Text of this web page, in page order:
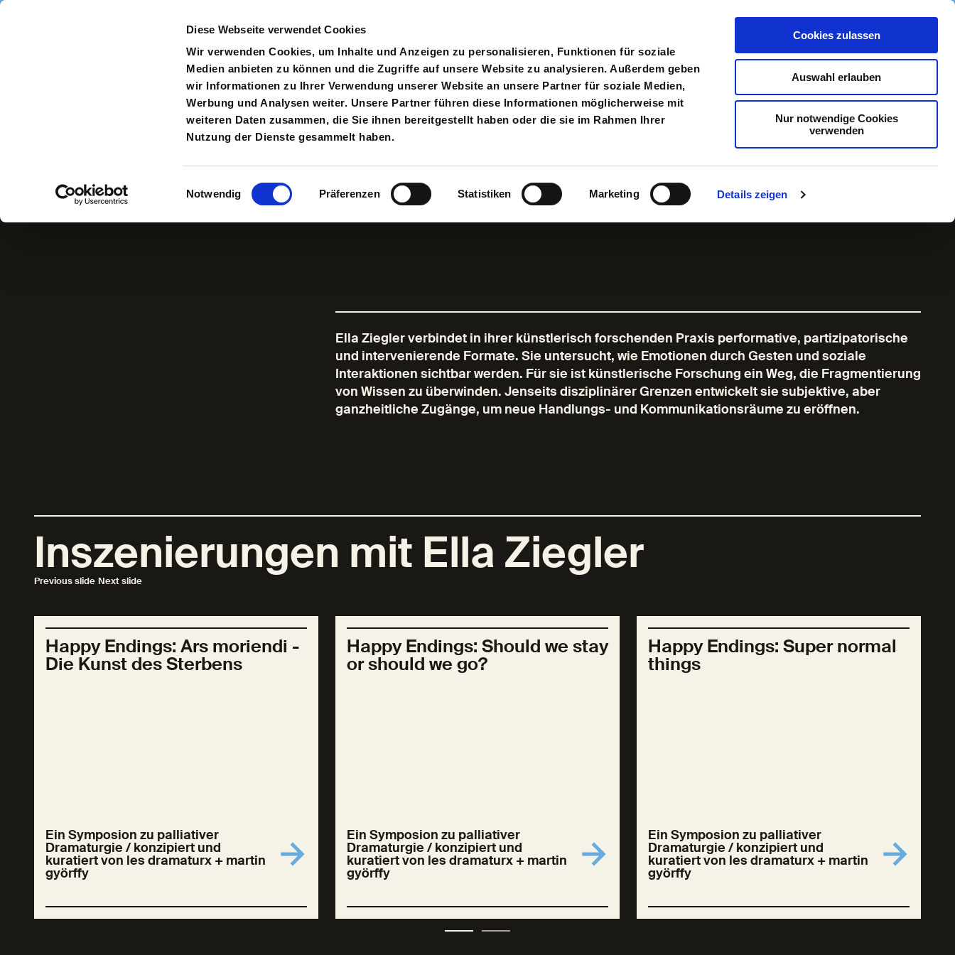
Diese Webseite verwendet Cookies
Wir verwenden Cookies, um Inhalte und Anzeigen zu personalisieren, Funktionen für soziale
Medien anbieten zu können und die Zugriffe auf unsere Website zu analysieren. Außerdem geben
wir Informationen zu Ihrer Verwendung unserer Website an unsere Partner für soziale Medien,
Werbung und Analysen weiter. Unsere Partner führen diese Informationen möglicherweise mit
weiteren Daten zusammen, die Sie ihnen bereitgestellt haben oder die sie im Rahmen Ihrer
Nutzung der Dienste gesammelt haben.
Einwilligungsauswahl
Notwendig Präferenzen Statistiken Marketing Details zeigen
Cookies zulassen
Auswahl erlauben
Nur notwendige Cookies
verwenden
Direkt zum Inhalt
Spielplan Toggle search input Suche Anmelden Anmeldung
Ella Ziegler
Ella Ziegler verbindet in ihrer künstlerisch forschenden Praxis performative, partizipatorische
und intervenierende Formate. Sie untersucht, wie Emotionen durch Gesten und soziale
Interaktionen sichtbar werden. Für sie ist künstlerische Forschung ein Weg, die Fragmentierung
von Wissen zu überwinden. Jenseits disziplinärer Grenzen entwickelt sie subjektive, aber
ganzheitliche Zugänge, um neue Handlungs- und Kommunikationsräume zu eröffnen.
Inszenierungen mit Ella Ziegler
Previous slide Next slide
Happy Endings: Ars moriendi -
Die Kunst des Sterbens
Ein Symposion zu palliativer
Dramaturgie / konzipiert und
kuratiert von les dramaturx + martin
györffy
Happy Endings: Should we stay
or should we go?
Ein Symposion zu palliativer
Dramaturgie / konzipiert und
kuratiert von les dramaturx + martin
györffy
Happy Endings: Super normal
things
Ein Symposion zu palliativer
Dramaturgie / konzipiert und
kuratiert von les dramaturx + martin
györffy